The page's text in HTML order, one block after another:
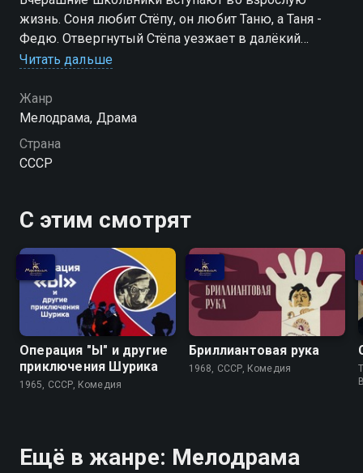
жизнь. Соня любит Стёпу, он любит Таню, а Таня -
Федю. Отвергнутый Стёпа уезжает в далёкий
сибирский город и начинает работать на заводе,
Читать дальше
Жанр
Мелодрама, Драма
Страна
СССР
С этим смотрят
Операция "Ы" и другие
приключения Шурика
1965, СССР, Комедия
Бриллиантовая рука
1968, СССР, Комедия
Ещё в жанре: Мелодрама